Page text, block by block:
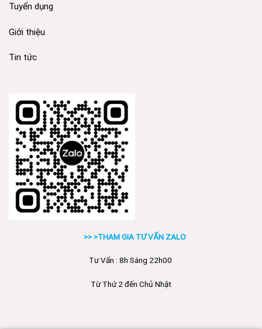
Tuyển dụng
Giới thiệu
Tin tức
>> >THAM GIA TƯ VẤN ZALO
Tư Vấn : 8h Sáng 22h00
Từ Thứ 2 đến Chủ Nhật